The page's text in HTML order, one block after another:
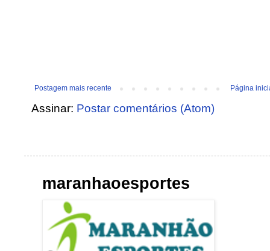
Postagem mais recente Página
Assinar: Postar comentários (Atom)
maranhaoesportes